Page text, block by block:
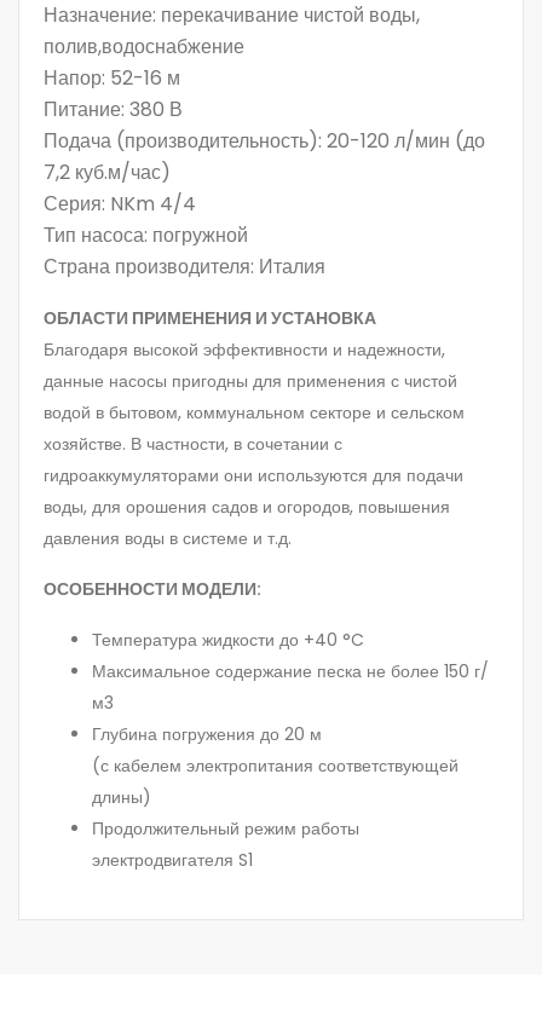
Назначение: перекачивание чистой воды,
полив,водоснабжение
Напор: 52-16 м
Питание: 380 В
Подача (производительность): 20-120 л/мин (до
7,2 куб.м/час)
Серия: NKm 4/4
Тип насоса: погружной
Страна производителя: Италия
ОБЛАСТИ ПРИМЕНЕНИЯ И УСТАНОВКА
Благодаря высокой эффективности и надежности,
данные насосы пригодны для применения с чистой
водой в бытовом, коммунальном секторе и сельском
хозяйстве. В частности, в сочетании с
гидроаккумуляторами они используются для подачи
воды, для орошения садов и огородов, повышения
давления воды в системе и т.д.
ОСОБЕННОСТИ МОДЕЛИ:
Температура жидкости до +40 °C
Максимальное содержание песка не более 150 г/
м3
Глубина погружения до 20 м
(с кабелем электропитания соответствующей
длины)
Продолжительный режим работы
электродвигателя S1